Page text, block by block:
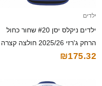
ילדים
ילדים ניקלס יסן #20 שחור כחול
הרחק ג'רזי 2025/26 חולצה קצרה
₪175.32